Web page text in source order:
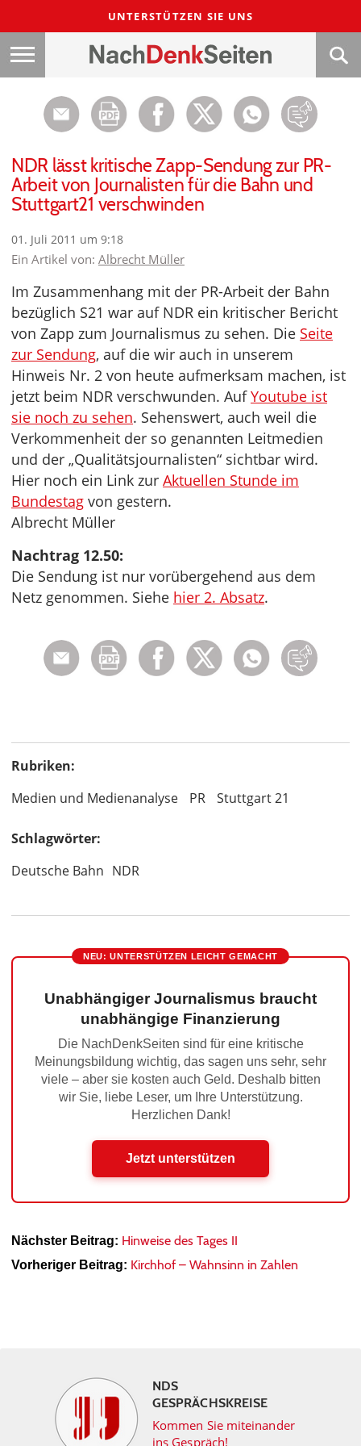
UNTERSTÜTZEN SIE UNS
NDR lässt kritische Zapp-Sendung zur PR-
Arbeit von Journalisten für die Bahn und
Stuttgart21 verschwinden
01. Juli 2011 um 9:18
Ein Artikel von: Albrecht Müller
Im Zusammenhang mit der PR-Arbeit der Bahn
bezüglich S21 war auf NDR ein kritischer Bericht
von Zapp zum Journalismus zu sehen. Die Seite
zur Sendung, auf die wir auch in unserem
Hinweis Nr. 2 von heute aufmerksam machen, ist
jetzt beim NDR verschwunden. AufYoutube ist
sie noch zu sehen. Sehenswert, auch weil die
Verkommenheit der so genannten Leitmedien
und der „Qualitätsjournalisten“ sichtbar wird.
Hier noch ein Link zur Aktuellen Stunde im
Bundestag von gestern.
Albrecht Müller
Nachtrag 12.50:
Die Sendung ist nur vorübergehend aus dem
Netz genommen. Siehe hier 2. Absatz.
Rubriken:
Medien und Medienanalyse
PR Stuttgart 21
Schlagwörter:
Deutsche Bahn NDR
NEU: UNTERSTÜTZEN LEICHT GEMACHT
Unabhängiger Journalismus braucht
unabhängige Finanzierung
Die NachDenkSeiten sind für eine kritische
Meinungsbildung wichtig, das sagen uns sehr, sehr
viele – aber sie kosten auch Geld. Deshalb bitten
wir Sie, liebe Leser, um Ihre Unterstützung.
Herzlichen Dank!
Jetzt unterstützen
Nächster Beitrag: Hinweise des Tages II
Vorheriger Beitrag: Kirchhof – Wahnsinn in Zahlen
NDS
GESPRÄCHSKREISE
Kommen Sie miteinander
ins Gespräch!